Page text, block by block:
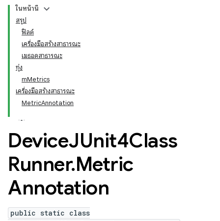
ในหน้านี้
สรุป
ฟิลด์
เครื่องมือสร้างสาธารณะ
เมธอดสาธารณะ
ทุ่ง
mMetrics
เครื่องมือสร้างสาธารณะ
MetricAnnotation
DeviceJUnit4Class
Runner.Metric
Annotation
public static class